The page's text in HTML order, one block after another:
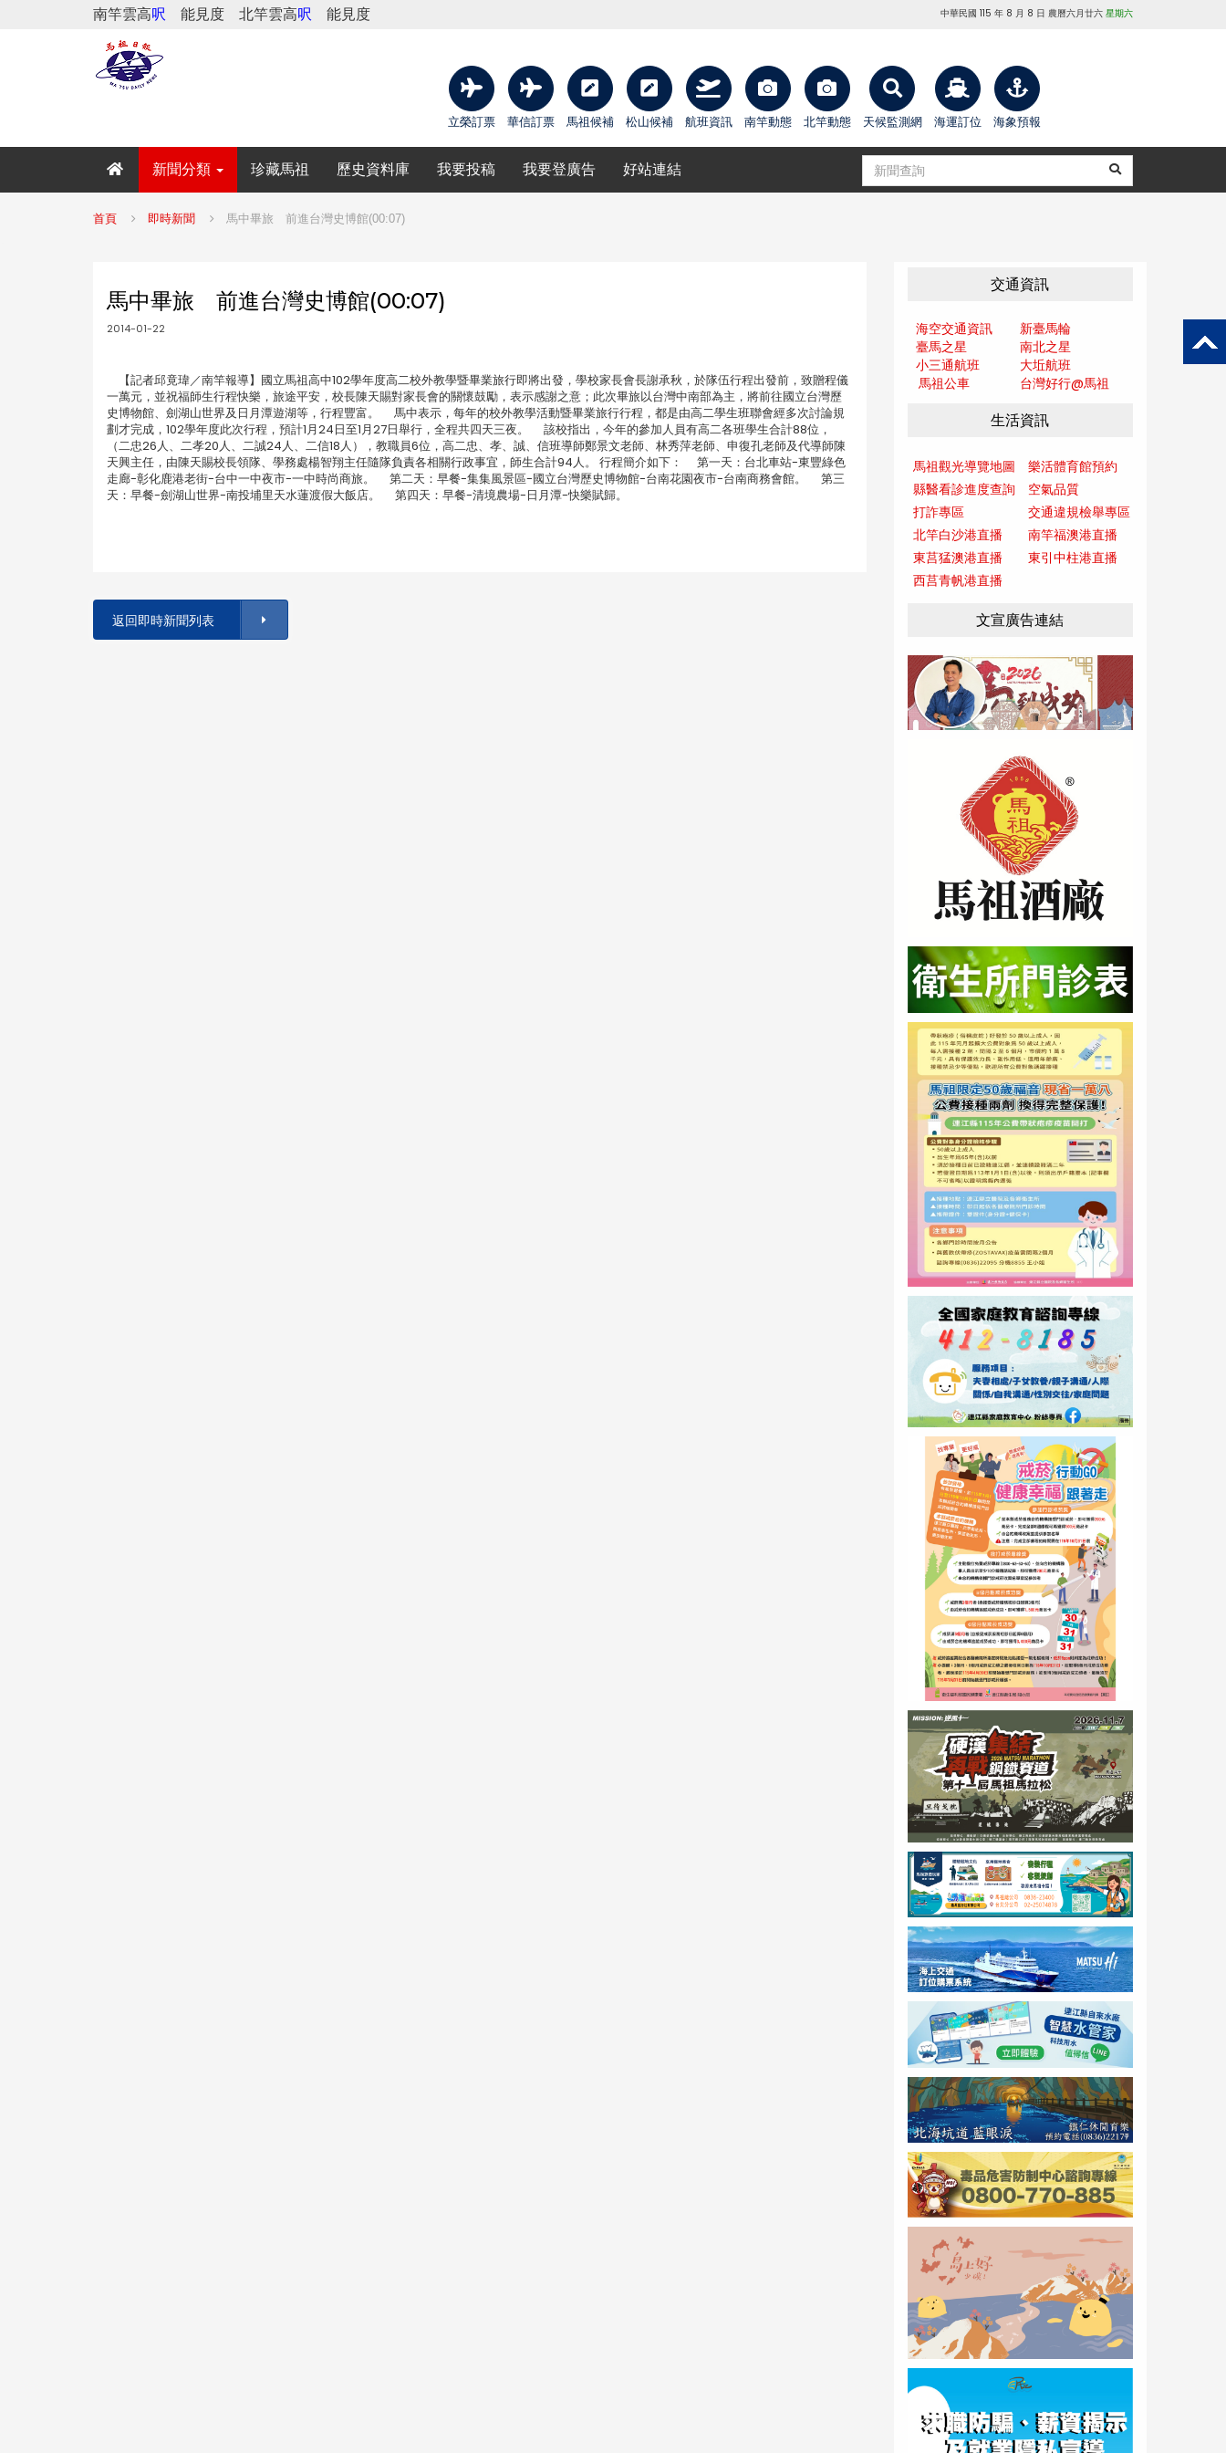
南竿雲高呎 能見度 北竿雲高呎 能見度 中華民國 115 年 8 月 8 日 農曆六月廿六 星期六
立榮訂票 華信訂票 馬祖候補 松山候補 航班資訊 南竿動態 北竿動態 天候監測網 海運訂位 海象預報
新聞分類 珍藏馬祖 歷史資料庫 我要投稿 我要登廣告 好站連結
首頁 即時新聞 馬中畢旅 前進台灣史博館(00:07)
馬中畢旅 前進台灣史博館(00:07)
2014-01-22
【記者邱竟瑋／南竿報導】國立馬祖高中102學年度高二校外教學暨畢業旅行即將出發，學校家長會長謝承秋，於隊伍行程出發前，致贈程儀
一萬元，並祝福師生行程快樂，旅途平安，校長陳天賜對家長會的關懷鼓勵，表示感謝之意；此次畢旅以台灣中南部為主，將前往國立台灣歷
史博物館、劍湖山世界及日月潭遊湖等，行程豐富。 馬中表示，每年的校外教學活動暨畢業旅行行程，都是由高二學生班聯會經多次討論規
劃才完成，102學年度此次行程，預計1月24日至1月27日舉行，全程共四天三夜。 該校指出，今年的參加人員有高二各班學生合計88位，
（二忠26人、二孝20人、二誠24人、二信18人），教職員6位，高二忠、孝、誠、信班導師鄭景文老師、林秀萍老師、申復孔老師及代導師陳
天興主任，由陳天賜校長領隊、學務處楊智翔主任隨隊負責各相關行政事宜，師生合計94人。 行程簡介如下： 第一天：台北車站-東豐綠色
走廊-彰化鹿港老街-台中一中夜市-一中時尚商旅。 第二天：早餐-集集風景區-國立台灣歷史博物館-台南花園夜市-台南商務會館。 第三
天：早餐-劍湖山世界-南投埔里天水蓮渡假大飯店。 第四天：早餐-清境農場-日月潭-快樂賦歸。
返回即時新聞列表
交通資訊
海空交通資訊
新臺馬輪
臺馬之星
南北之星
小三通航班
大坵航班
馬祖公車
台灣好行@馬祖
生活資訊
馬祖觀光導覽地圖
樂活體育館預約
縣醫看診進度查詢
空氣品質
打詐專區
交通違規檢舉專區
北竿白沙港直播
南竿福澳港直播
東莒猛澳港直播
東引中柱港直播
西莒青帆港直播
文宣廣告連結